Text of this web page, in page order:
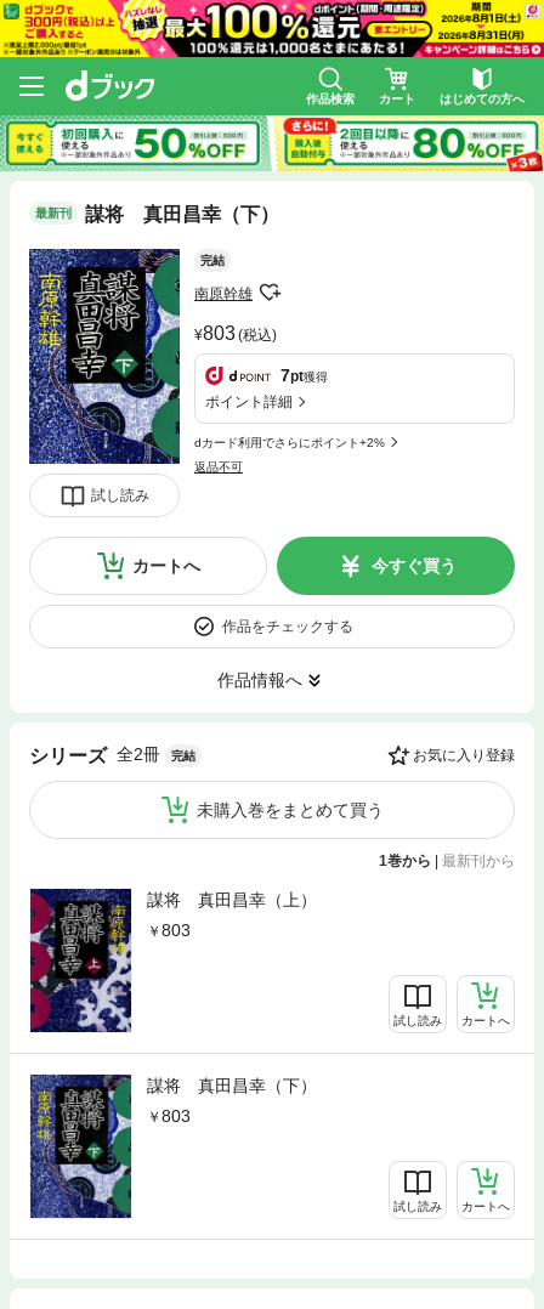
作品検索 カート はじめての方へ
最新刊 謀将 真田昌幸（下）
試し読み
完結
南原幹雄
803(税込)
7pt獲得
ポイント詳細
dカード利用でさらにポイント+2%
返品不可
カートへ 今すぐ買う
作品をチェックする
作品情報へ
シリーズ 全2冊 完結 お気に入り登録
未購入巻をまとめて買う
1巻から | 最新刊から
謀将 真田昌幸（上）
803
試し読み カートへ
謀将 真田昌幸（下）
803
試し読み カートへ